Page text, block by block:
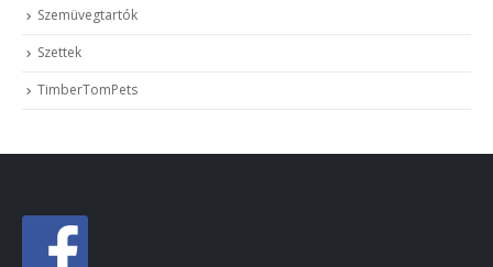
Szemüvegtartók
Szettek
TimberTomPets